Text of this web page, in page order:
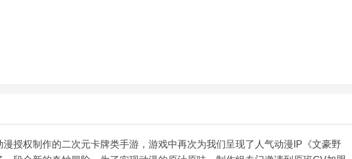
授权制作的二次元卡牌类手游，游戏中再次为我们呈现了人气动漫IP《文豪野